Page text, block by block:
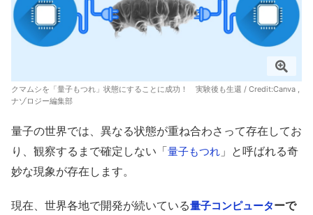
クマムシを「量子もつれ」状態にすることに成功！ 実験後も生還 / Credit:Canva ,
ナゾロジー編集部
量子の世界では、異なる状態が重ね合わさって存在してお
り、観察するまで確定しない「量子もつれ 」と呼ばれる奇
妙な現象が存在します。
現在、世界各地で開発が続いている量子コンピューターで